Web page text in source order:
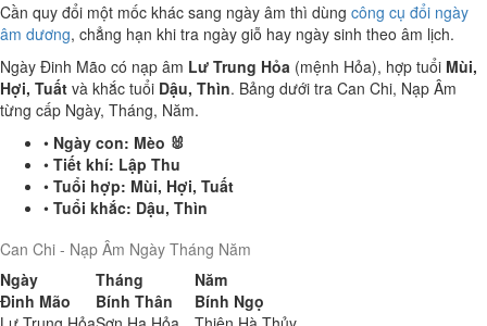
Cần quy đổi một mốc khác sang ngày âm thì dùng công cụ đổi ngày
âm dương, chẳng hạn khi tra ngày giỗ hay ngày sinh theo âm lịch.
Ngày Đinh Mão có nạp âm Lư Trung Hỏa (mệnh Hỏa), hợp tuổi Mùi,
Hợi, Tuất và khắc tuổi Dậu, Thìn. Bảng dưới tra Can Chi, Nạp Âm
từng cấp Ngày, Tháng, Năm.
• Ngày con: Mèo 🐰
• Tiết khí: Lập Thu
• Tuổi hợp: Mùi, Hợi, Tuất
• Tuổi khắc: Dậu, Thìn
Can Chi - Nạp Âm Ngày Tháng Năm
Ngày
Tháng
Năm
Đinh Mão
Bính Thân
Bính Ngọ